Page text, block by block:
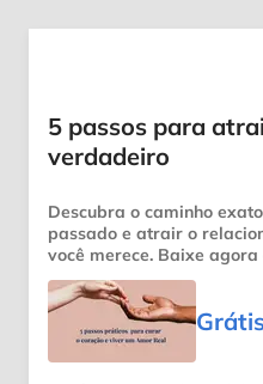
5 passos para
verdadeiro
Descubra o caminho
passado e atrair o
você merece. Baixe